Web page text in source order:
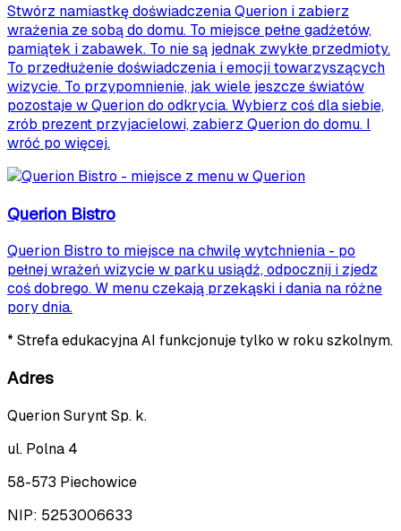
Stwórz namiastkę doświadczenia Querion i zabierz
wrażenia ze sobą do domu. To miejsce pełne gadżetów,
pamiątek i zabawek. To nie są jednak zwykłe przedmioty.
To przedłużenie doświadczenia i emocji towarzyszących
wizycie. To przypomnienie, jak wiele jeszcze światów
pozostaje w Querion do odkrycia. Wybierz coś dla siebie,
zrób prezent przyjacielowi, zabierz Querion do domu. I
wróć po więcej.
Querion Bistro
Querion Bistro to miejsce na chwilę wytchnienia - po
pełnej wrażeń wizycie w parku usiądź, odpocznij i zjedz
coś dobrego. W menu czekają przekąski i dania na różne
pory dnia.
* Strefa edukacyjna AI funkcjonuje tylko w roku szkolnym.
Adres
Querion Surynt Sp. k.
ul. Polna 4
58-573 Piechowice
NIP: 5253006633